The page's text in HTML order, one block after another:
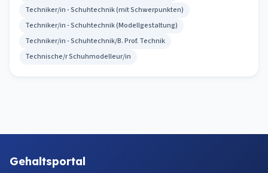
Techniker/in - Schuhtechnik (mit Schwerpunkten)
Techniker/in - Schuhtechnik (Modellgestaltung)
Techniker/in - Schuhtechnik/B. Prof. Technik
Technische/r Schuhmodelleur/in
Gehaltsportal